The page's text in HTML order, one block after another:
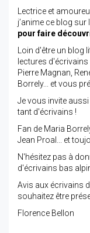
Lectrice et
j’anime ce blog sur
pour faire
Loin d'être un blog
lectures
Pierre Magnan,
Borrely... et vous
Je vous invite
tant d'écrivains !
Fan de Maria
Jean Proal... et
N'hésitez pas à
d'écrivains bas
Avis aux écrivains
souhaitez être
Florence Bellon